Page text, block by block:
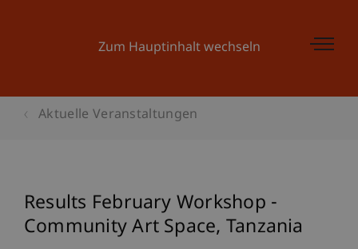
Zum Hauptinhalt wechseln
Aktuelle Veranstaltungen
Results February Workshop -
Community Art Space, Tanzania